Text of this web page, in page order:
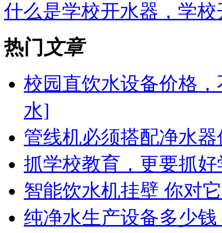
什么是学校开水器，学
热门 文章
校园直饮水设备价格
水]
管线机必须搭配净水
抓学校教育，更要抓
智能饮水机挂壁 你对
纯净水生产设备多少